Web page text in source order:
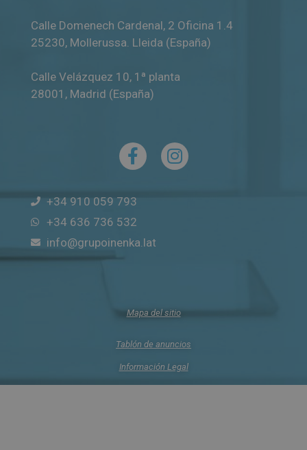
Calle Domenech Cardenal, 2 Oficina 1.4
25230, Mollerussa. Lleida (España)
Calle Velázquez 10, 1ª planta
28001 , Madrid (España)
+34 910 059 793
+34 636 736 532
info@grupoinenka.lat
Mapa del sitio
Tablón de anuncios
Información Legal